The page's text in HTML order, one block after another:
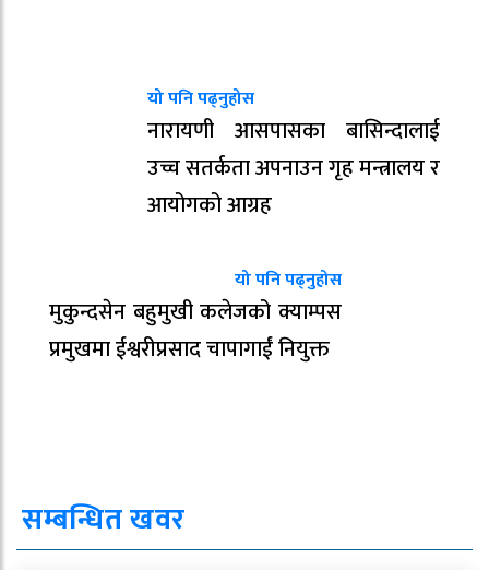
यो पनि पढ्नुहोस
नारायणी आसपासका बासिन्दालाई
उच्च सतर्कता अपनाउन गृह मन्त्रालय र
आयोगको आग्रह
यो पनि पढ्नुहोस
मुकुन्दसेन बहुमुखी कलेजको क्याम्पस
प्रमुखमा ईश्वरीप्रसाद चापागाईं नियुक्त
सम्बन्धित खवर